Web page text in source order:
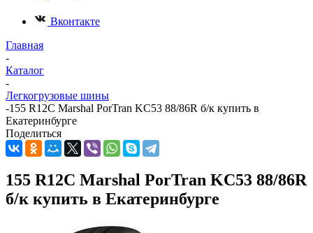
Вконтакте
Главная
-
Каталог
-
Легкогрузовые шины
-155 R12C Marshal PorTran KC53 88/86R б/к купить в
Екатеринбурге
Поделиться
155 R12C Marshal PorTran KC53 88/86R
б/к купить в Екатеринбурге